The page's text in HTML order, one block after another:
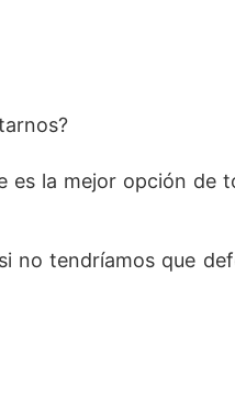
es la mejor opción de
no tendríamos que